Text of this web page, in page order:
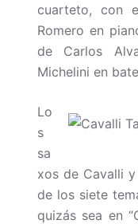
cuarteto, con
Romero en
de Carlos
Michelini en
Lo
s
sa
xos de Cavalli
de los siete
quizás sea en